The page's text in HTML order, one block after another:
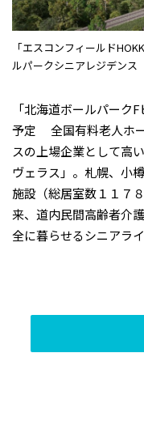
「エスコンフィールド
ルパークシニアレジデンス
「北海道ボールパーク
予定 全国有料老人ホ
スの上場企業として高
ヴェラス」。札幌、小
施設（総居室数１１７
来、道内民間高齢者介
全に暮らせるシニアラ